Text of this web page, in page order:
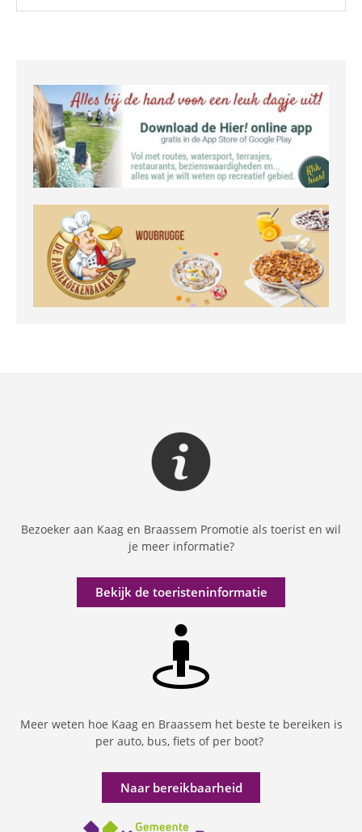
Bezoeker aan Kaag en Braassem Promotie als toerist en wil
je meer informatie?
Bekijk de toeristeninformatie
Meer weten hoe Kaag en Braassem het beste te bereiken is
per auto, bus, fiets of per boot?
Naar bereikbaarheid